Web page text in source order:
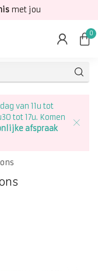
met jou
0
van 11u tot
tot 17u. Komen
afspraak